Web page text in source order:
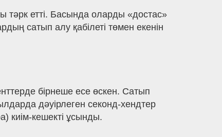
тәрк етті. Басында оларды «достас»
сатып алу қабілеті төмен екенін
бірнеше есе өскен. Сатып
дәуірлеген секонд-хендтер
киім-кешекті ұсынды.